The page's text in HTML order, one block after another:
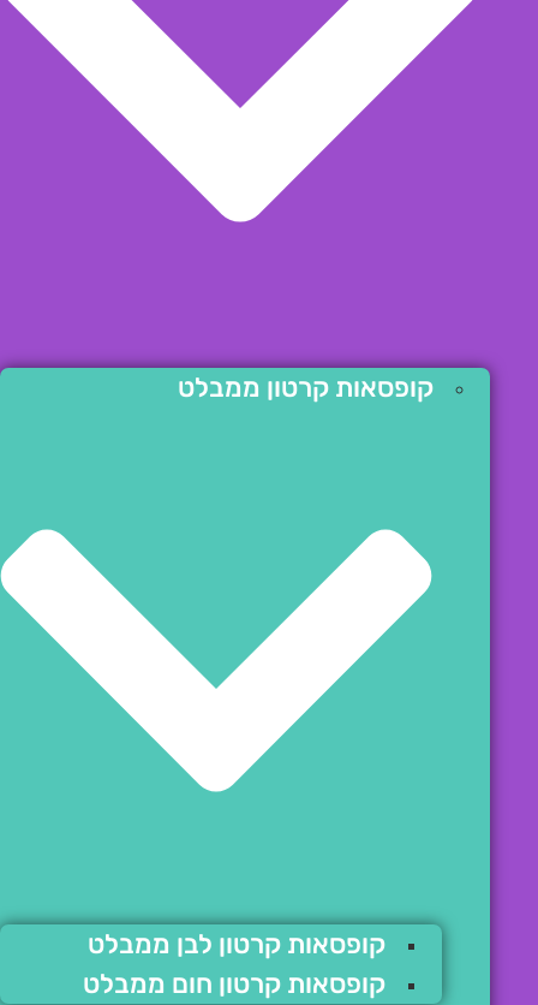
קופסאות קרטון ממבלט
קופסאות קרטון לבן ממבלט
קופסאות קרטון חום ממבלט